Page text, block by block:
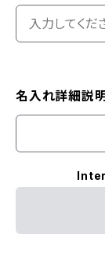
名入れ詳細説